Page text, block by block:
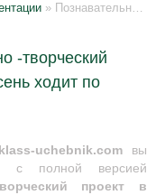
» Познавательно -творческий проект в младшей группе "Осень ходит по дорожкам!""
-творческий
ходит по
klass-uchebnik.comвы
с полной версией
проект в